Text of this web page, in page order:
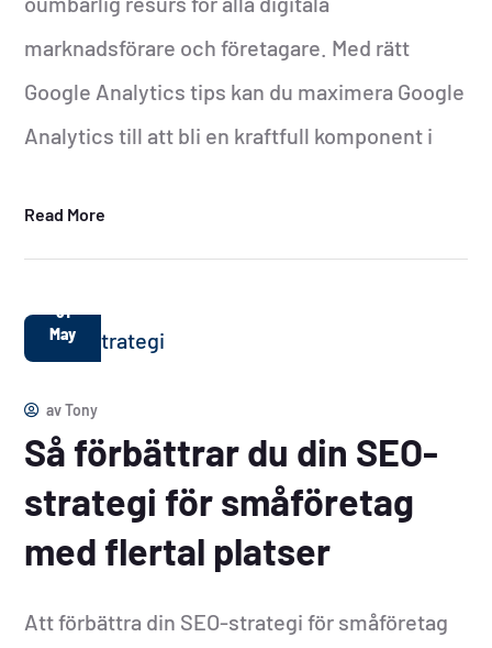
marknadsförare och företagare. Med rätt
Google Analytics tips kan du maximera Google
Analytics till att bli en kraftfull komponent i
Read More
31
May
avTony
Så förbättrar du din SEO-
strategi för småföretag
med flertal platser
Att förbättra din SEO-strategi för småföretag